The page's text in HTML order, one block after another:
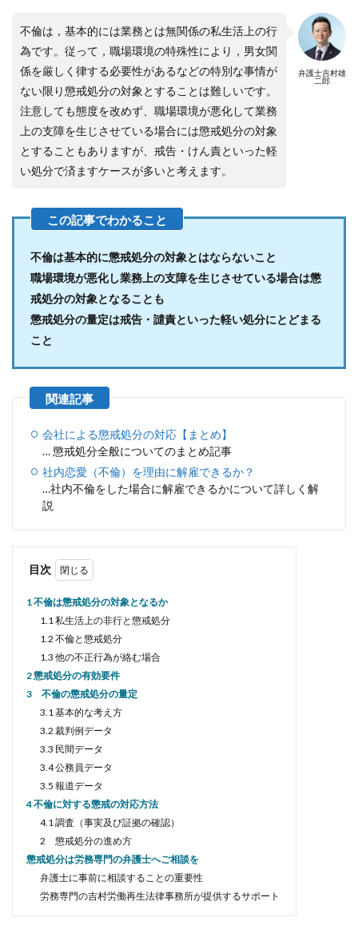
弁護士吉村雄
二郎
不倫は，基本的には業務とは無関係の私生活上の行
為です。従って，職場環境の特殊性により，男女関
係を厳しく律する必要性があるなどの特別な事情が
ない限り懲戒処分の対象とすることは難しいです。
注意しても態度を改めず、職場環境が悪化して業務
上の支障を生じさせている場合には懲戒処分の対象
とすることもありますが、戒告・けん責といった軽
い処分で済ますケースが多いと考えます。
不倫は基本的に懲戒処分の対象とはならないこと
職場環境が悪化し業務上の支障を生じさせている場合は懲
戒処分の対象となることも
懲戒処分の量定は戒告・譴責といった軽い処分にとどまる
こと
会社による懲戒処分の対応【まとめ】
… 懲戒処分全般についてのまとめ記事
社内恋愛（不倫）を理由に解雇できるか？
…社内不倫をした場合に解雇できるかについて詳しく解
説
目次
1 不倫は懲戒処分の対象となるか
1.1 私生活上の非行と懲戒処分
1.2 不倫と懲戒処分
1.3 他の不正行為が絡む場合
2 懲戒処分の有効要件
3 不倫の懲戒処分の量定
3.1 基本的な考え方
3.2 裁判例データ
3.3 民間データ
3.4 公務員データ
3.5 報道データ
4 不倫に対する懲戒の対応方法
4.1 調査（事実及び証拠の確認）
2 懲戒処分の進め方
懲戒処分は労務専門の弁護士へご相談を
弁護士に事前に相談することの重要性
労務専門の吉村労働再生法律事務所が提供するサポート